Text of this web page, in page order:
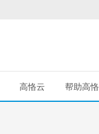
高恪云 帮助高恪